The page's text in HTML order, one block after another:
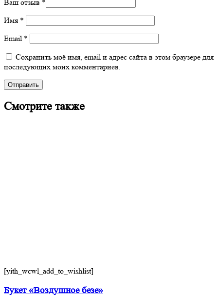
Ваш отзыв *
Имя *
Email *
Сохранить моё имя, email и адрес сайта в этом браузере для
последующих моих комментариев.
Смотрите также
[yith_wcwl_add_to_wishlist]
Букет «Воздушное безе»